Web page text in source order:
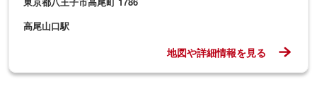
高尾山口駅
地図や詳細情報を見る